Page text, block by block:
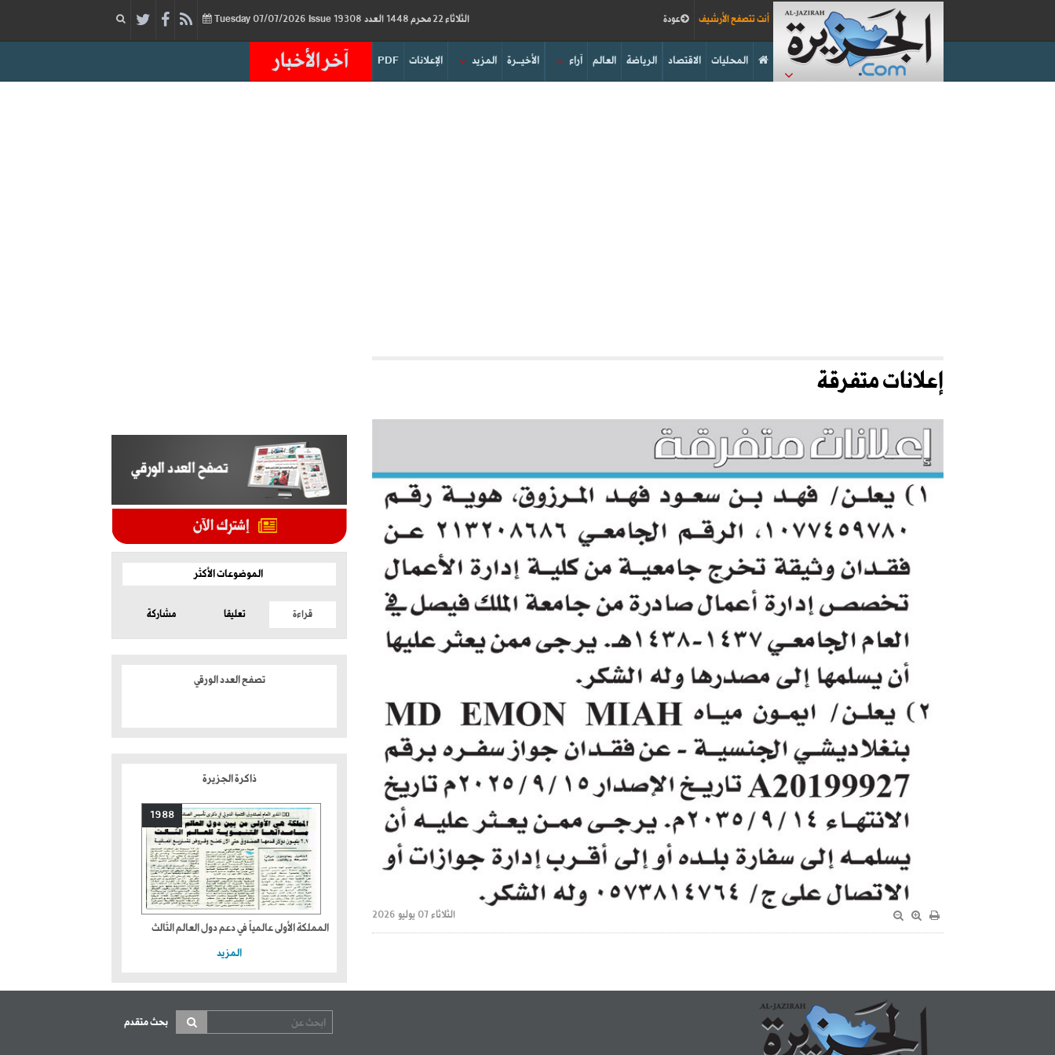
الثلاثاء 22 محرم 1448 العدد 19308 07/07/2026 Issue عودة أنت تتصفح الأرشيف
آخر الأخبار PDF الإعلانات المزيد الأخيــرة آراء العالم الرياضة الاقتصاد المحليات
إعلانات متفرقة
الثلاثاء 07 يوليو 2026
الموضوعات الأكثر
قراءة تعليقا مشاركة
تصفح العدد الورقي
ذاكرة الجزيرة
1988
المملكة الأولى عالمياً في دعم دول العالم الثالث
المزيد
بحث متقدم